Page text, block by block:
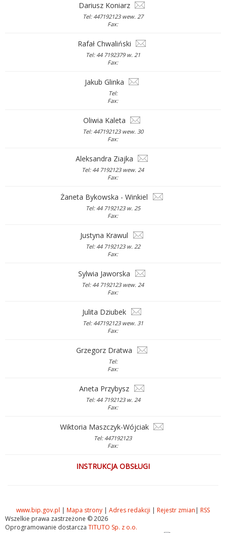
Dariusz Koniarz
Tel: 447192123 wew. 27
Fax:
Rafał Chwaliński
Tel: 44 7192379 w. 21
Fax:
Jakub Glinka
Tel:
Fax:
Oliwia Kaleta
Tel: 447192123 wew. 30
Fax:
Aleksandra Ziajka
Tel: 44 7192123 wew. 24
Fax:
Żaneta Bykowska - Winkiel
Tel: 44 7192123 w. 25
Fax:
Justyna Krawul
Tel: 44 7192123 w. 22
Fax:
Sylwia Jaworska
Tel: 44 7192123 wew. 24
Fax:
Julita Dziubek
Tel: 447192123 wew. 31
Fax:
Grzegorz Dratwa
Tel:
Fax:
Aneta Przybysz
Tel: 44 7192123 w. 24
Fax:
Wiktoria Maszczyk-Wójciak
Tel: 447192123
Fax:
INSTRUKCJA OBSŁUGI
www.bip.gov.pl | Mapa strony | Adres redakcji | Rejestr zmian | RSS
Wszelkie prawa zastrzeżone © 2026
Oprogramowanie dostarcza TITUTO Sp. z o.o.